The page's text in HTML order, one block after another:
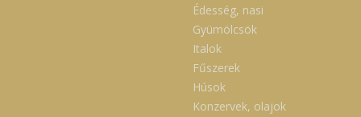
Édesség, nasi
Gyümölcsök
Italok
Fűszerek
Húsok
Konzervek, olajok